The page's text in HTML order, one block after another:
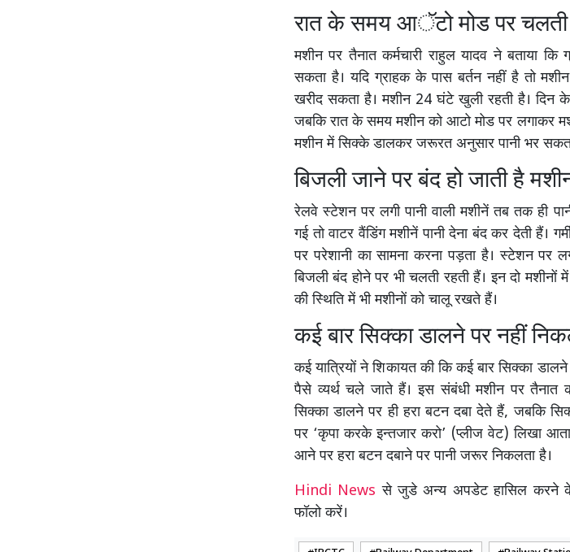
रात के समय आॅटो मोड पर चलती
मशीन पर तैनात कर्मचारी राहुल यादव ने बताया
सकता है। यदि ग्राहक के पास बर्तन नहीं है तो
खरीद सकता है। मशीन 24 घंटे खुली रहती है। दिन
जबकि रात के समय मशीन को आटो मोड पर लगाकर
मशीन में सिक्के डालकर जरूरत अनुसार पानी भर
बिजली जाने पर बंद हो जाती है
रेलवे स्टेशन पर लगी पानी वाली मशीनें तब तक ही
गई तो वाटर वैंडिंग मशीनें पानी देना बंद कर देती हैं।
पर परेशानी का सामना करना पड़ता है। स्टेशन पर
बिजली बंद होने पर भी चलती रहती हैं। इन दो
की स्थिति में भी मशीनों को चालू रखते हैं।
कई बार सिक्का डालने पर नहीं
कई यात्रियों ने शिकायत की कि कई बार सिक्का
पैसे व्यर्थ चले जाते हैं। इस संबंधी मशीन पर तैनात
सिक्का डालने पर ही हरा बटन दबा देते हैं, जबकि
पर ‘कृपा करके इन्तजार करो’ (प्लीज वेट) लिखा
आने पर हरा बटन दबाने पर पानी जरूर निकलता है।
Hindi Newsसे जुडे अन्य अपडेट हासिल करने
फॉलो करें।